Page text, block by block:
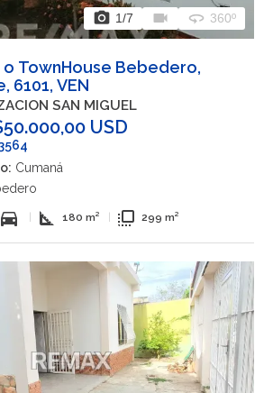
photo_camera 1/7 videocam 360 360º
o TownHouse Bebedero,
6101, VEN
SAN MIGUEL
USD
Cumaná
directions_car square_foot 180 m² flip_to_front 299 m²